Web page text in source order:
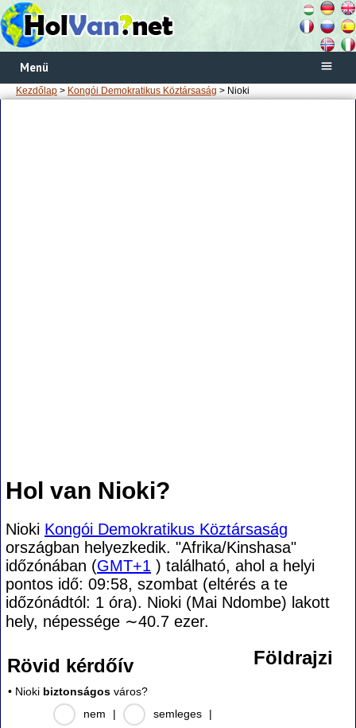
Menü
Kezdőlap > Kongói Demokratikus Köztársaság > Nioki
Hol van Nioki?
Nioki Kongói Demokratikus Köztársaság
országban helyezkedik. "Afrika/Kinshasa"
időzónában (GMT+1 ) található, ahol a helyi
pontos idő: 09:58, szombat (eltérés a te
időzónádtól: 1 óra). Nioki (Mai Ndombe) lakott
hely, népessége ∼40.7 ezer.
Rövid kérdőív
• Nioki biztonságos város?
nem
| semleges |
Földrajzi